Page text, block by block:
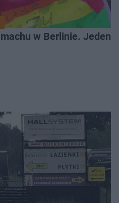
w Berlinie. Jeden